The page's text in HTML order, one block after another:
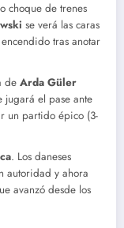
choque de trenes
se verá las caras
tras anotar
de Arda Güler
jugará el pase ante
un partido épico (3-
. Los daneses
autoridad y ahora
avanzó desde los